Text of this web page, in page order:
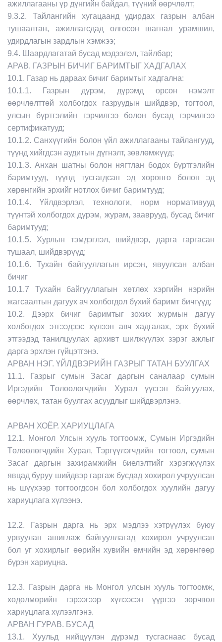
ажиллагааны үр дүнгийн байдал, түүний өөрчлөлт;
9.3.2. Тайлангийн хугацаанд удирдах газрын албан
тушаалтан, ажиллагсдад олгосон шагнал урамшил,
удирдлагын зардлын хэмжээ;
9.4. Шаардлагатай бусад мэдээлэл, тайлбар;
АРАВ. ГАЗРЫН БИЧИГ БАРИМТЫГ ХАДГАЛАХ
10.1. Газар нь дараах бичиг баримтыг хадгална:
10.1.1. Газрын дүрэм, дүрэмд орсон нэмэлт
өөрчлөлттөй холбогдох газруудын шийдвэр, тогтоол,
улсын бүртгэлийн гэрчилгээ болон бусад гэрчилгээ
сертификатууд;
10.1.2. Санхүүгийн болон үйл ажиллагааны тайлангууд,
түүнд хийгдсэн аудитын дүгнэлт, зөвлөмжүүд;
10.1.3. Анхан шатны болон нягтлан бодох бүртгэлийн
баримтууд, түүнд тусгагдсан эд хөрөнгө болон эд
хөрөнгийн эрхийг нотлох бичиг баримтууд;
10.1.4. Үйлдвэрлэл, технологи, норм нормативууд
түүнтэй холбогдох дүрэм, журам, зааврууд, бусад бичиг
баримтууд;
10.1.5. Хурлын тэмдэглэл, шийдвэр, дарга гаргасан
тушаал, шийдвэрүүд;
10.1.6. Тухайн байгууллагын ирсэн, явуулсан албан
бичиг
10.1.7 Тухайн байгууллагын хөтлөх хэргийн нэрийн
жагсаалтын дагуух ач холбогдол бүхий баримт бичгүүд;
10.2. Дээрх бичиг баримтыг зохих журмын дагуу
холбогдох этгээдээс хүлээн авч хадгалах, эрх бүхий
этгээдэд танилцуулах архивт шилжүүлэх зэрэг ажлыг
дарга эрхлэн гүйцэтгэнэ.
АРВАН НЭГ. ҮЙЛДВЭРИЙН ГАЗРЫГ ТАТАН БУУЛГАХ
11.1. Газрыг сумын Засаг даргын саналаар сумын
Иргэдийн Төлөөлөгчдийн Хурал үүсгэн байгуулах,
өөрчлөх, татан буулгах асуудлыг шийдвэрлэнэ.
АРВАН ХОЁР. ХАРИУЦЛАГА
12.1. Монгол Улсын хууль тогтоомж, Сумын Иргэдийн
Төлөөлөгчдийн Хурал, Тэргүүлэгчдийн тогтоол, сумын
Засаг даргын захирамжийн биелэлтийг хэрэгжүүлэх
явцад буруу шийдвэр гаргаж бусдад хохирол учруулсан
нь шүүхээр тогтоогдсон бол холбогдох хуулийн дагуу
хариуцлага хүлээнэ.
12.2. Газрын дарга нь эрх мэдлээ хэтрүүлэх буюу
урвуулан ашиглаж байгууллагад хохирол учруулсан
бол уг хохирлыг өөрийн хувийн өмчийн эд хөрөнгөөр
бүрэн хариуцна.
12.3. Газрын дарга нь Монгол улсын хууль тогтоомж,
хөдөлмөрийн гэрээгээр хүлээсэн үүргээ зөрчвөл
хариуцлага хүлээлгэнэ.
АРВАН ГУРАВ. БУСАД
13.1. Хуульд нийцүүлэн дүрэмд тусгаснаас бусад